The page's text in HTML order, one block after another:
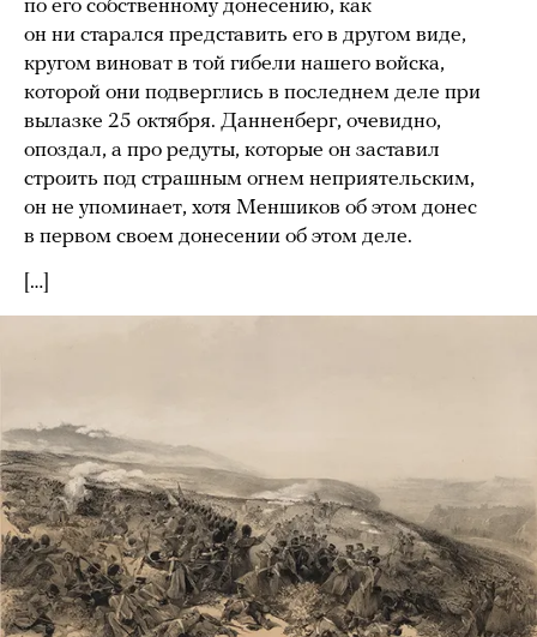
по его собственному донесению, как
он ни старался представить его в другом виде,
кругом виноват в той гибели нашего войска,
которой они подверглись в последнем деле при
вылазке 25 октября. Данненберг, очевидно,
опоздал, а про редуты, которые он заставил
строить под страшным огнем неприятельским,
он не упоминает, хотя Меншиков об этом донес
в первом своем донесении об этом деле.
[…]